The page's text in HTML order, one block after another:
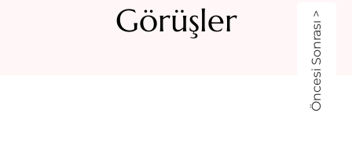
Görüşler Öncesi Sonrası >